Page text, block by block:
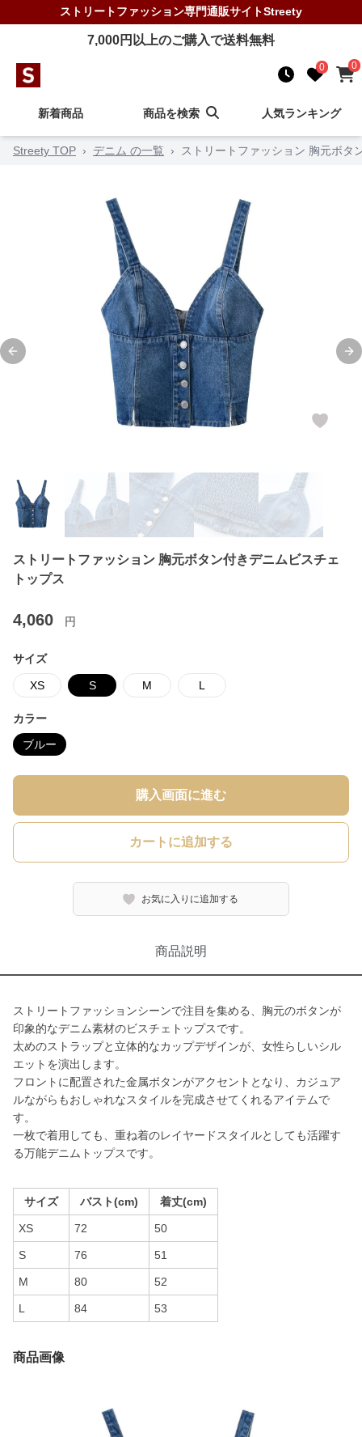
ストリートファッション専門通販サイトStreety
7,000円以上のご購入で送料無料
0 0
新着商品 商品を検索 人気ランキング
Streety TOP › デニム の一覧 › ストリートファッション 胸元ボタ
Previous slide
ストリートファッション 胸元ボタン付きデニムビスチェ
トップス
4,060 円
サイズ
XS S M L
カラー
ブルー
購入画面に進む
カートに追加する
お気に入りに追加する
商品説明
ストリートファッションシーンで注目を集める、胸元のボタンが
印象的なデニム素材のビスチェトップスです。
太めのストラップと立体的なカップデザインが、女性らしいシル
エットを演出します。
フロントに配置された金属ボタンがアクセントとなり、カジュア
ルながらもおしゃれなスタイルを完成させてくれるアイテムで
す。
一枚で着用しても、重ね着のレイヤードスタイルとしても活躍す
る万能デニムトップスです。
サイズ バスト(cm) 着丈(cm)
XS 72 50
S 76 51
M 80 52
L 84 53
商品画像